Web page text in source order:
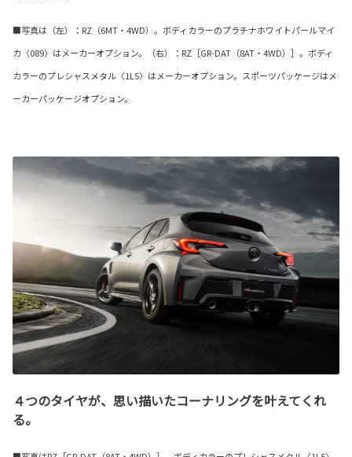
■写真は（左）：RZ（6MT・4WD）。ボディカラーのプラチナホワイトパールマイ
カ〈089〉はメーカーオプション。（右）：RZ［GR-DAT（8AT・4WD）］。ボディ
カラーのプレシャスメタル〈1L5〉はメーカーオプション。スポーツパッケージはメ
ーカーパッケージオプション。
４つのタイヤが、思い描いたコーナリングを叶えてくれ
る。